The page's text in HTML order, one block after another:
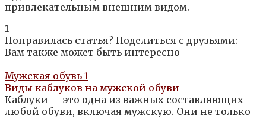
привлекательным внешним видом.
1
Понравилась статья? Поделиться с друзьями:
Вам также может быть интересно
Мужская обувь 1
Виды каблуков на мужской обуви
Каблуки — это одна из важных составляющих
любой обуви, включая мужскую. Они не только